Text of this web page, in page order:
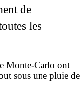
de
les
Monte-Carlo ont
sous une pluie de